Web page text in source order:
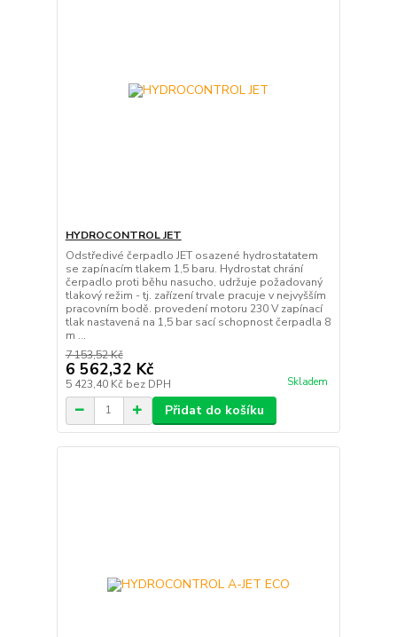
HYDROCONTROL JET
Odstředivé čerpadlo JET osazené hydrostatatem
se zapínacím tlakem 1,5 baru. Hydrostat chrání
čerpadlo proti běhu nasucho, udržuje požadovaný
tlakový režim - tj. zařízení trvale pracuje v nejvyšším
pracovním bodě. provedení motoru 230 V zapínací
tlak nastavená na 1,5 bar sací schopnost čerpadla 8
m ...
7 153,52 Kč
6 562,32 Kč
5 423,40 Kč bez DPH Skladem
Přidat do košíku